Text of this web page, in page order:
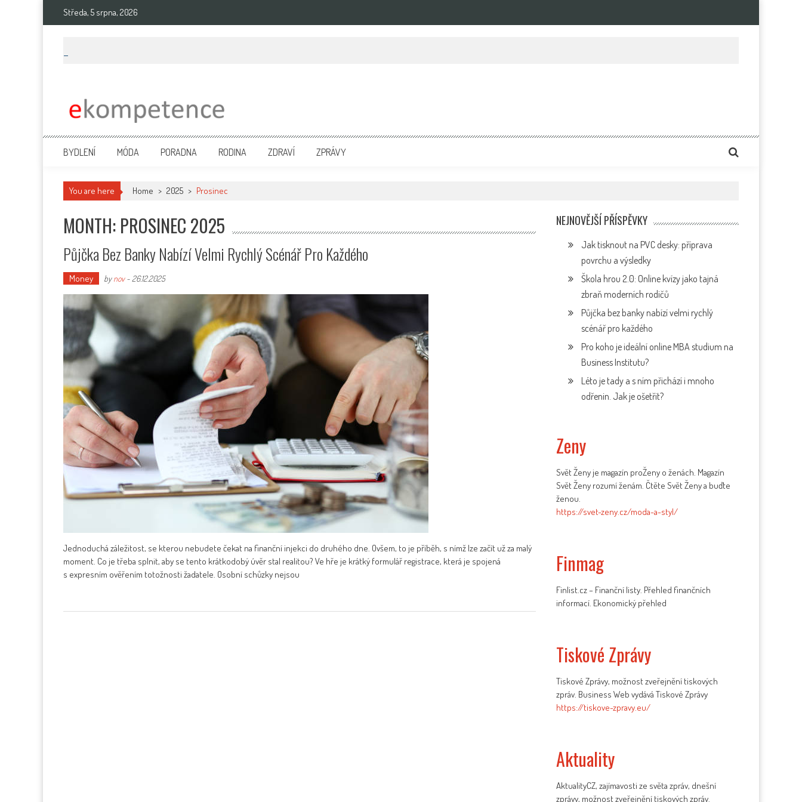
Středa, 5 srpna, 2026
Ekompetence
eKompetence web spol. Press Media. Vydáme vaše tiskové zprávy na zpravodajských portálech. Press Media. Kde vydat Tiskovou zprávu? Na portále eKompetence
BYDLENÍ MÓDA PORADNA RODINA ZDRAVÍ ZPRÁVY
You are here Home > 2025 > Prosinec
MONTH: PROSINEC 2025
Půjčka Bez Banky Nabízí Velmi Rychlý Scénář Pro Každého
Money bynov- 26.12.2025
Jednoduchá záležitost, se kterou nebudete čekat na finanční injekci do druhého dne. Ovšem, to je příběh, s nímž lze začít už za malý
moment. Co je třeba splnit, aby se tento krátkodobý úvěr stal realitou? Ve hře je krátký formulář registrace, která je spojená
s expresním ověřením totožnosti žadatele. Osobní schůzky nejsou
NEJNOVĚJŠÍ PŘÍSPĚVKY
Jak tisknout na PVC desky: příprava
povrchu a výsledky
Škola hrou 2.0: Online kvízy jako tajná
zbraň moderních rodičů
Půjčka bez banky nabízí velmi rychlý
scénář pro každého
Pro koho je ideální online MBA studium na
Business Institutu?
Léto je tady a s ním přichází i mnoho
odřenin. Jak je ošetřit?
Zeny
Svět Ženy je magazín proŽeny o ženách. Magazín
Svět Ženy rozumí ženám. Čtěte Svět Ženy a buďte
ženou.
https://svet-zeny.cz/moda-a-styl/
Finmag
Finlist.cz – Finanční listy. Přehled finančních
informací. Ekonomický přehled
Tiskové Zprávy
Tiskové Zprávy, možnost zveřejnění tiskových
zpráv. Business Web vydává Tiskové Zprávy
https://tiskove-zpravy.eu/
Aktuality
AktualityCZ, zajímavosti ze světa zpráv, dnešní
zprávy, možnost zveřejnění tiskových zpráv.